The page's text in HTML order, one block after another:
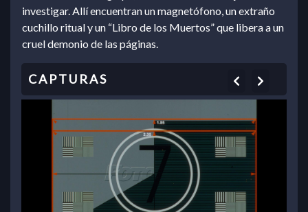
investigar. Allí encuentran un magnetófono, un extraño
cuchillo ritual y un “Libro de los Muertos” que libera a un
cruel demonio de las páginas.
Previous